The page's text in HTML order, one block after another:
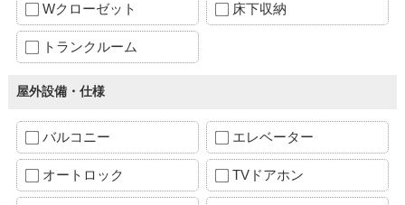
Wクローゼット 床下収納
トランクルーム
屋外設備・仕様
バルコニー エレベーター
オートロック TVドアホン